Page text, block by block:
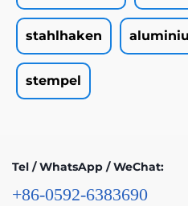
stahlhaken
stempel
Tel / WhatsApp / WeChat:
+86-0592-6383690